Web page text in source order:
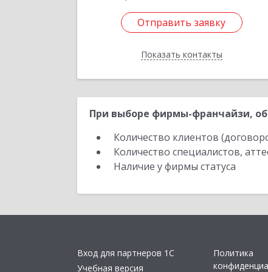
Отправить заявку
Показать контакты
Отправить заявку
Назад
При выборе фирмы-франчайзи,
Количество клиентов
Количество специалистов,
Наличие у фирмы статуса
Вход для партнеров 1С
Учебная версия
Политика